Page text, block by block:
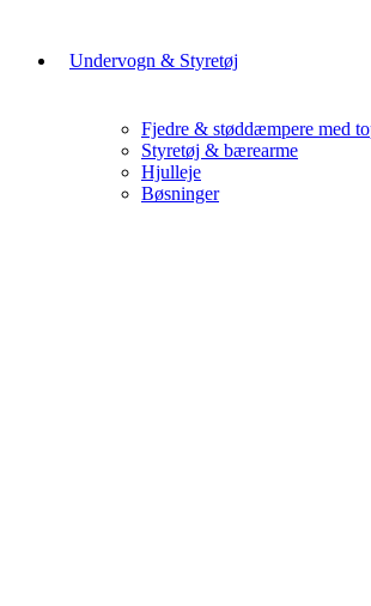
Undervogn & Styretøj
Fjedre & støddæmpere med
Styretøj & bærearme
Hjulleje
Bøsninger